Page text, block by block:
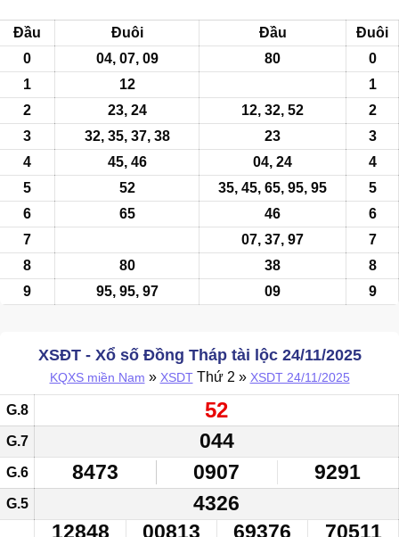
Đầu
Đuôi
0
04, 07, 09
1
12
2
23, 24
3
32, 35, 37, 38
4
45, 46
5
52
6
65
7
8
80
9
95, 95, 97
Đầu
Đuôi
80
0
1
12, 32, 52
2
23
3
04, 24
4
35, 45, 65, 95, 95
5
46
6
07, 37, 97
7
38
8
09
9
XSĐT - Xổ số Đồng Tháp tài lộc 24/11/2025
KQXS miền Nam » XSDTThứ 2 » XSDT 24/11/2025
G.8 52
G.7 044
G.6 8473 0907 9291
G.5 4326
12848 00813 69376 70511